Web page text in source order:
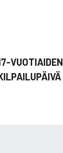
VUOTIAIDEN